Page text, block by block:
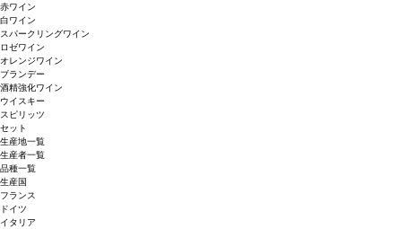
赤ワイン
白ワイン
スパークリングワイン
ロゼワイン
オレンジワイン
ブランデー
酒精強化ワイン
ウイスキー
スピリッツ
セット
生産地一覧
生産者一覧
品種一覧
生産国
フランス
ドイツ
イタリア